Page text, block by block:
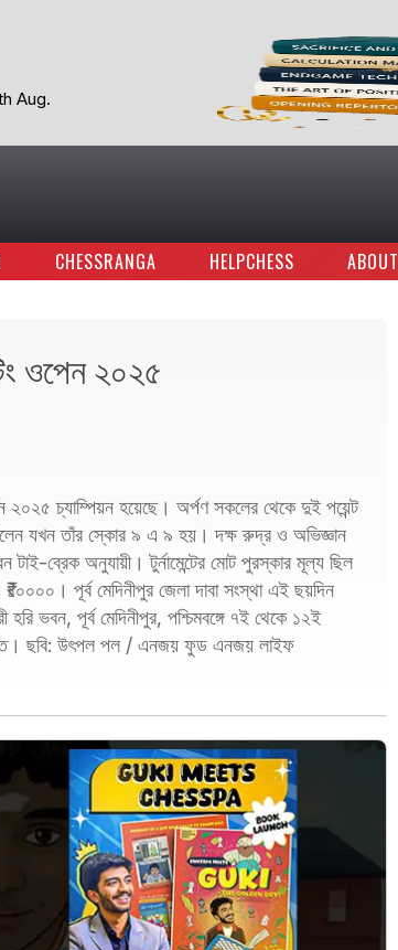
Aug.
CHESSRANGA HELPCHESS ABOUT
ওপেন ২০২৫
২০২৫ চ্যাম্পিয়ন হয়েছে। অর্পণ সকলের থেকে দুই পয়েন্ট
যখন তাঁর স্কোর ৯ এ ৯ হয়। দক্ষ রুদ্র ও অভিজ্ঞান
ব্রেক অনুযায়ী। টুর্নামেন্টের মোট পুরস্কার মূল্য ছিল
পূর্ব মেদিনীপুর জেলা দাবা সংস্থা এই ছয়দিন
হরি ভবন, পূর্ব মেদিনীপুর, পশ্চিমবঙ্গে ৭ই থেকে ১২ই
ছবি: উৎপল পল / এনজয় ফুড এনজয় লাইফ